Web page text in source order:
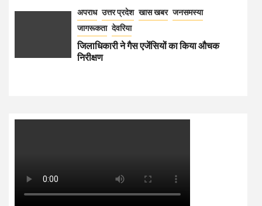
अपराध उत्तर प्रदेश खास खबर जनसमस्या
जागरूकता देवरिया
जिलाधिकारी ने गैस एजेंसियों का किया औचक
निरीक्षण